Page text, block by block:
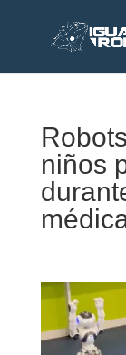
niños